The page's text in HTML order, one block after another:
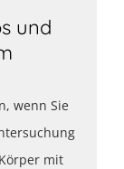
und
wenn Sie
mit